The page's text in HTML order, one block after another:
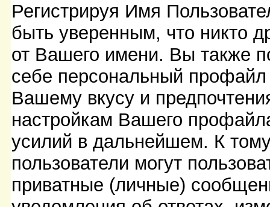
Регистрируя Имя
быть уверенным, что никто
от Вашего имени. Вы также
себе персональный
Вашему вкусу и
настройкам Вашего
усилий в дальнейшем. К
пользователи могут
приватные (личные)